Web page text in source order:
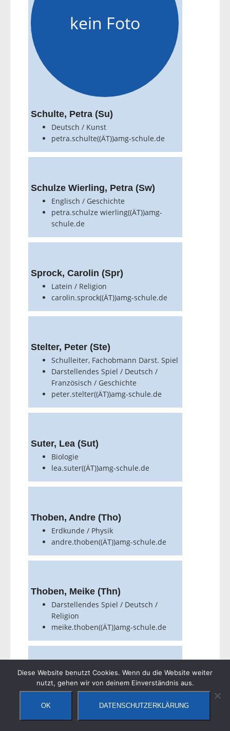
kein Foto
Schulte, Petra (Su)
Deutsch / Kunst
petra.schulte((ÄT))amg-schule.de
Schulze Wierling, Petra (Sw)
Englisch / Geschichte
petra.schulze wierling((ÄT))amg-
schule.de
Sprock, Carolin (Spr)
Latein / Religion
carolin.sprock((ÄT))amg-schule.de
Stelter, Peter (Ste)
Schulleiter, Fachobmann Darst. Spiel
Darstellendes Spiel / Deutsch /
Französisch / Geschichte
peter.stelter((ÄT))amg-schule.de
Suter, Lea (Sut)
Biologie
lea.suter((ÄT))amg-schule.de
Thoben, Andre (Tho)
Erdkunde / Physik
andre.thoben((ÄT))amg-schule.de
Thoben, Meike (Thn)
Darstellendes Spiel / Deutsch /
Religion
meike.thoben((ÄT))amg-schule.de
Tiedeken, Jens (Td)
Chemie / Mathematik
jens.tiedeken((ÄT))amg-schule.de
Diese Website benutzt Cookies. Wenn du die Website weiter
nutzt, gehen wir von deinem Einverständnis aus.
OK DATENSCHUTZERKLÄRUNG